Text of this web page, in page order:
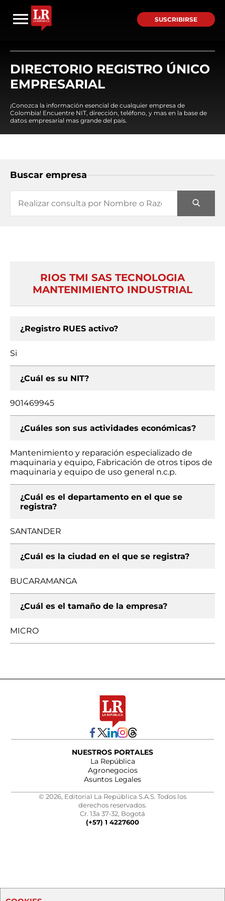
SUSCRIBIRSE
DIRECTORIO REGISTRO ÚNICO
EMPRESARIAL
¡Conozca la información esencial de cualquier empresa de
Colombia! Encuentre NIT, dirección, teléfono, y mas en la base de
datos empresarial mas grande del país.
Buscar empresa
RIOS TMI SAS TECNOLOGIA
MANTENIMIENTO INDUSTRIAL
¿Registro RUES activo?
Si
¿Cuál es su NIT?
901469945
¿Cuáles son sus actividades económicas?
Mantenimiento y reparación especializado de
maquinaria y equipo, Fabricación de otros tipos de
maquinaria y equipo de uso general n.c.p.
¿Cuál es el departamento en el que se
registra?
SANTANDER
¿Cuál es la ciudad en el que se registra?
BUCARAMANGA
¿Cuál es el tamaño de la empresa?
MICRO
NUESTROS PORTALES
La República
Agronegocios
Asuntos Legales
© 2026, Editorial La República S.A.S. Todos los
derechos reservados.
Cr. 13a 37-32, Bogotá
(+57) 1 4227600